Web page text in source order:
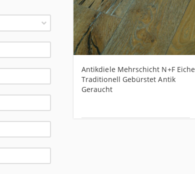
Antikdiele Mehrschicht N+F Eiche
Traditionell Gebürstet Antik
Geraucht